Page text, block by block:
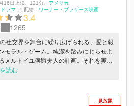
16日上映、 121分、 アメリカ
ドラマ ／ 配給： ワーナー・ブラザース映画
3.4
1265
社交界を舞台に繰り広げられる、愛と報
モラル・ゲーム。純潔を踏みにじらせよ
メルトイユ侯爵夫人の計画。それを実行
つての愛人バルモン子爵。若い娘セシル
い！ No Rating (C) 1988 Warner Bros.
読む
見放題